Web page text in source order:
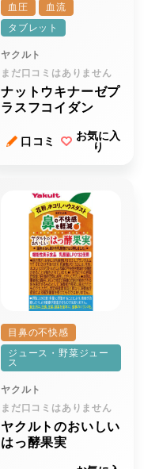
血圧
血流
タブレット
ヤクルト
まだ口コミはありません
ナットウキナーゼプ
ラスフコイダン
口コミ
お気に入
り
目鼻の不快感
ジュース・野菜ジュー
ス
ヤクルト
まだ口コミはありません
ヤクルトのおいしい
はっ酵果実